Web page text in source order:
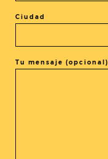
Ciudad
Tu mensaje (opcional)